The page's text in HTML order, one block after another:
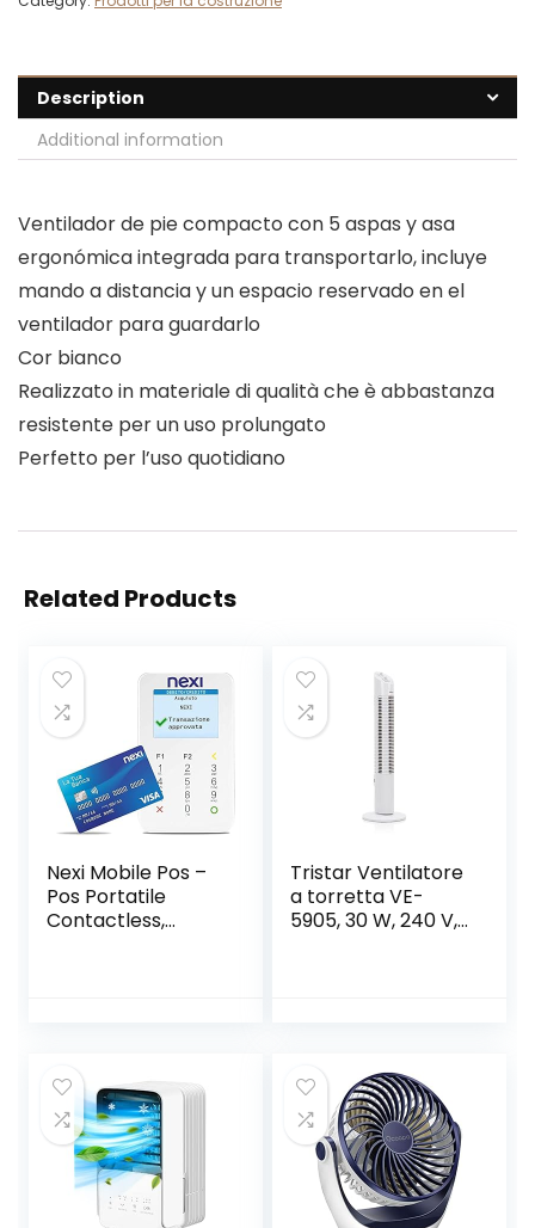
Description
Additional information
Ventilador de pie compacto con 5 aspas y asa
ergonómica integrada para transportarlo, incluye
mando a distancia y un espacio reservado en el
ventilador para guardarlo
Cor bianco
Realizzato in materiale di qualità che è abbastanza
resistente per un uso prolungato
Perfetto per l’uso quotidiano
Related Products
Nexi Mobile Pos –
Pos Portatile
Contactless,
Pay e Google Pay
– Firma Digitale
con App Nexi
Mobile
Tristar Ventilatore
a torretta VE-
5905, 30 W, 240 V,